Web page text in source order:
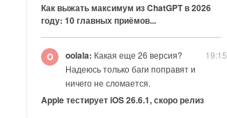
Как выжать максимум из ChatGPT в 2026
году: 10 главных приёмов...
19:15
oolala: Какая еще 26 версия?
Надеюсь только баги поправят и
ничего не сломается.
Apple тестирует iOS 26.6.1, скоро релиз